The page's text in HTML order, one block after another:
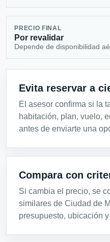
PRECIO FINAL
Por revalidar
Depende de disponibilidad
Evita reservar a
El asesor confirma si la
habitación, plan, vuelo,
antes de enviarte una
Compara con
Si cambia el precio, se
similares de Ciudad de
presupuesto, ubicación